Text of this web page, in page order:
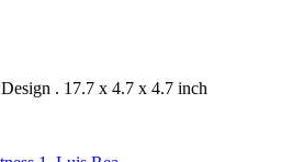
Design . 17.7 x 4.7 x 4.7 inch